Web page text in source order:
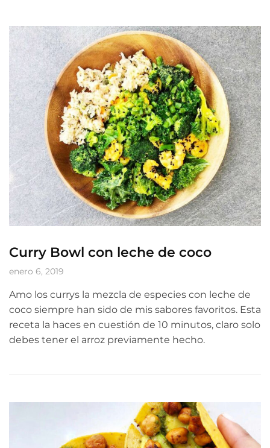
Curry Bowl con leche de coco
enero 6, 2019
Amo los currys la mezcla de especies con leche de
coco siempre han sido de mis sabores favoritos. Esta
receta la haces en cuestión de 10 minutos, claro solo
debes tener el arroz previamente hecho.